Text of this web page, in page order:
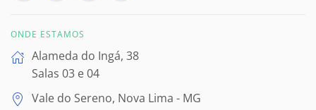
ONDE ESTAMOS
Alameda do Ingá, 38
Salas 03 e 04
Vale do Sereno, Nova Lima - MG